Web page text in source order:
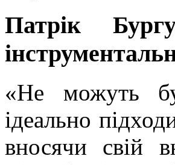
Патрік
«Не можуть
ідеально
вносячи свій